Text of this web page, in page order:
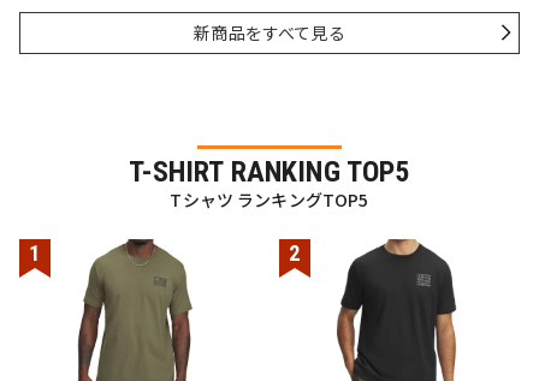
新商品をすべて見る
T-SHIRT RANKING TOP5
Tシャツ ランキングTOP5